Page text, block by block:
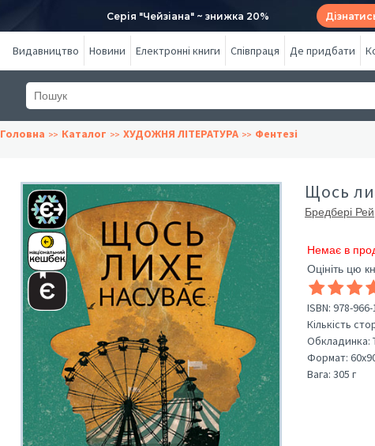
Серія "Чейзіана" ~ знижка 20%
Видавництво Новини Електронні книги Співпраця Де придбати
Головна Каталог ХУДОЖНЯ ЛІТЕРАТУРА Фентезі
Щось
Бредбері Рей
Немає в
Оцініть цю
ISBN: 978-
Кількість
Обкладинка:
Формат:
Вага: 305 г